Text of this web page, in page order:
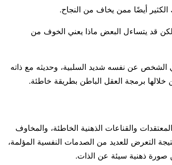
أيضًا ممن يخاف من النجاح.
قد يتساءل البعض ماذا يعني الخوف من
الشخص عن نفسه شديد السلبية، وحديثه مع ذاته
خلالها برمجة العقل الباطن بطريقة خاطئة.
والقناعات الذهنية الخاطئة، والمخاوف
التعرض للعديد من الصدمات النفسية المؤلمة،
صورة ذهنية سيئة عن الذات.